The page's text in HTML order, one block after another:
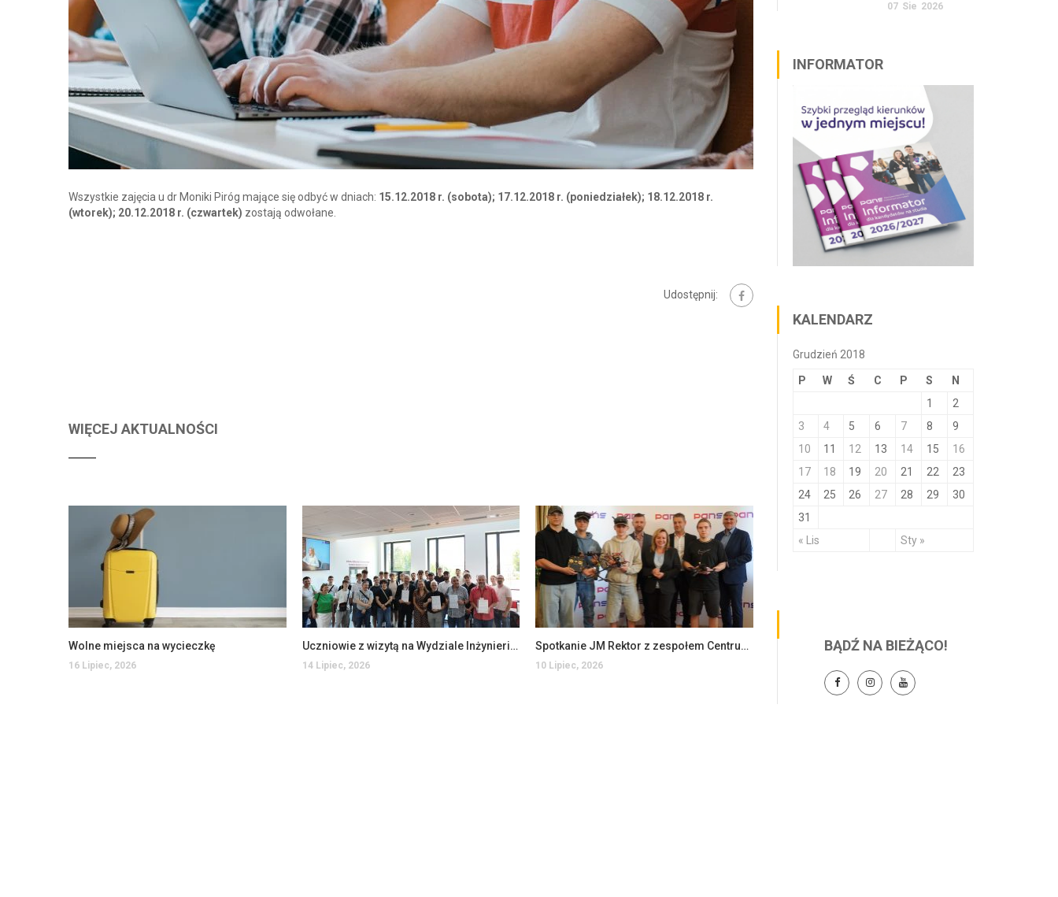
Wszystkie zajęcia u dr Moniki Piróg mające się odbyć w dniach: 15.12.2018 r. (sobota); 17.12.2018 r. (poniedziałek); 18.12.2018 r.
(wtorek); 20.12.2018 r. (czwartek) zostają odwołane.
Udostępnij:
WIĘCEJ AKTUALNOŚCI
Wolne miejsca na wycieczkę
16 Lipiec, 2026
Uczniowie z wizytą na Wydziale Inżynierii Technicznej
14 Lipiec, 2026
Spotkanie JM Rektor z zespołem Centrum Szkoleniowego LANISTA
10 Lipiec, 2026
07 Sie 2026
INFORMATOR
KALENDARZ
Grudzień 2018
P W Ś C P S N
« Lis Sty »
1
2
3
4 5 6 7 8
9
10
11 12 13 14 15
16
17
18 19 20 21 22
23
24
25 26 27 28 29
30
31
BĄDŹ NA BIEŻĄCO!